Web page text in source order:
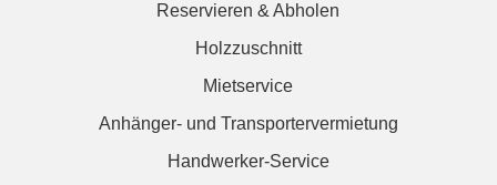
Reservieren & Abholen
Holzzuschnitt
Mietservice
Anhänger- und Transportervermietung
Handwerker-Service